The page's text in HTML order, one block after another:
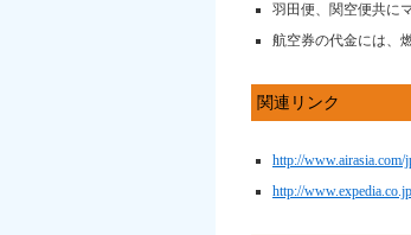
羽田便、関空便共に
航空券の代金には、
関連リンク
http://www.airasia.com/
http://